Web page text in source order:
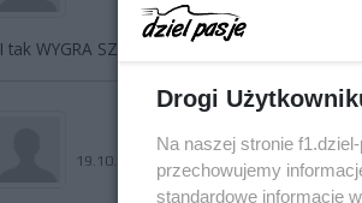
I tak WYGRA SZUMI I FERRARI !!! soad
19.10.2006 18:45
Drogi
Na naszej stronie
przechowujemy
standardowe informacje